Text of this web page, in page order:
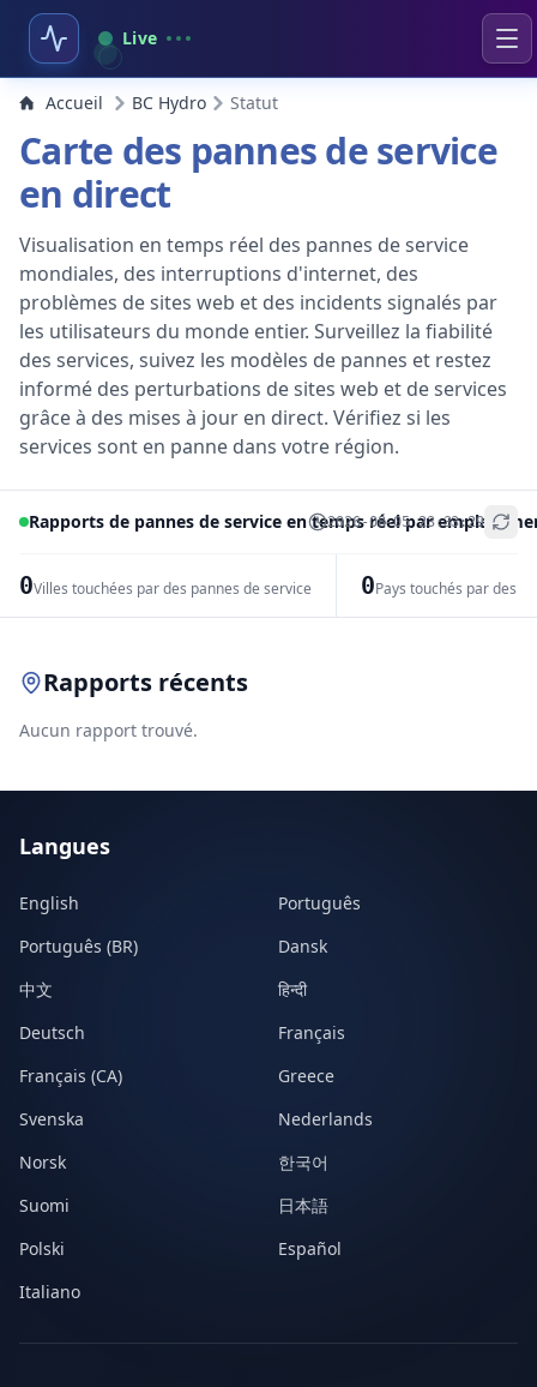
Live
Accueil BC Hydro Statut
Carte des pannes de service
en direct
Visualisation en temps réel des pannes de service
mondiales, des interruptions d'internet, des
problèmes de sites web et des incidents signalés par
les utilisateurs du monde entier. Surveillez la fiabilité
des services, suivez les modèles de pannes et restez
informé des perturbations de sites web et de services
grâce à des mises à jour en direct. Vérifiez si les
services sont en panne dans votre région.
Rapports de pannes de service en temps réel par
2026-08-05 23:33:29
0Villes touchées par des pannes de service 0Pays touchés par des
+
Rapports récents
Aucun rapport trouvé.
Langues
English
Português
Português (BR)
Dansk
中文
हिन्दी
Deutsch
Français
Français (CA)
Greece
Svenska
Nederlands
Norsk
한국어
Suomi
日本語
Polski
Español
Italiano